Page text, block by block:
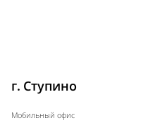
г. Ступино
Мобильный офис